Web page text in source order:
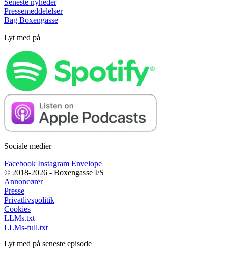
Seneste nyheder
Pressemeddelelser
Bag Boxengasse
Lyt med på
Sociale medier
Facebook Instagram Envelope
© 2018-2026 - Boxengasse I/S
Annoncører
Presse
Privatlivspolitik
Cookies
LLMs.txt
LLMs-full.txt
Lyt med på seneste episode